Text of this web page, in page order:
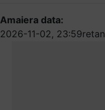
Amaiera data:
2026-11-02, 23:59retan